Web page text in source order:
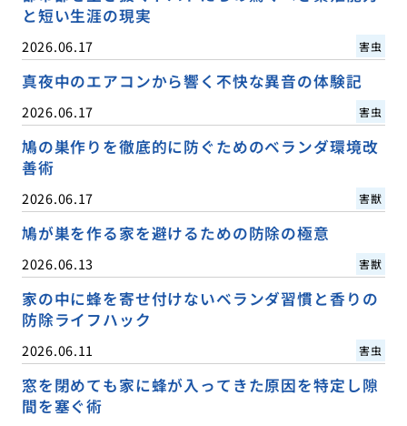
と短い生涯の現実
2026.06.17 害虫
真夜中のエアコンから響く不快な異音の体験記
2026.06.17 害虫
鳩の巣作りを徹底的に防ぐためのベランダ環境改
善術
2026.06.17 害獣
鳩が巣を作る家を避けるための防除の極意
2026.06.13 害獣
家の中に蜂を寄せ付けないベランダ習慣と香りの
防除ライフハック
2026.06.11 害虫
窓を閉めても家に蜂が入ってきた原因を特定し隙
間を塞ぐ術